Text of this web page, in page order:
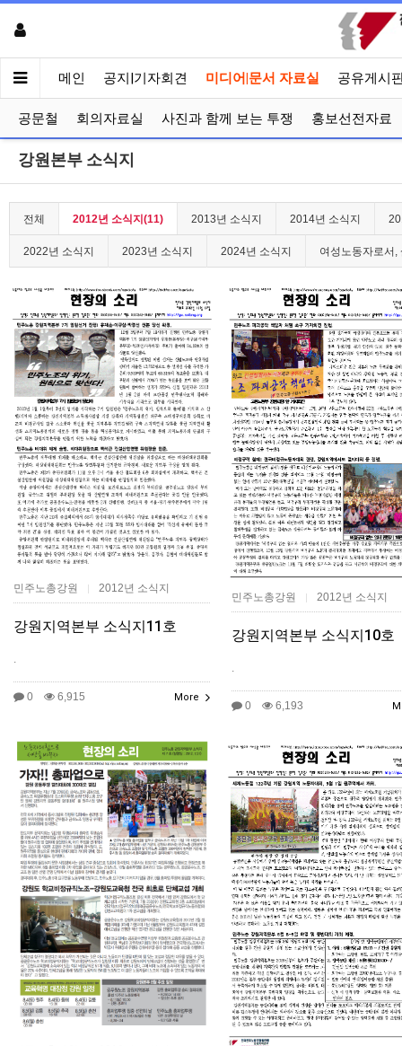
메인 공지|기자회견 미디어|문서 자료실 공유게시
공문철 회의자료실 사진과 함께 보는 투쟁 홍보선전자료
강원본부 소식지
전체 2012년 소식지(11) 2013년 소식지 2014년 소식지
2022년 소식지 2023년 소식지 2024년 소식지 여성노동자로서,
민주노총강원 2012년 소식지
강원지역본부 소식지11호
.
0 6,915 More
민주노총강원 | 2012년 소식지
강원지역본부 소식지10호
0 6,193